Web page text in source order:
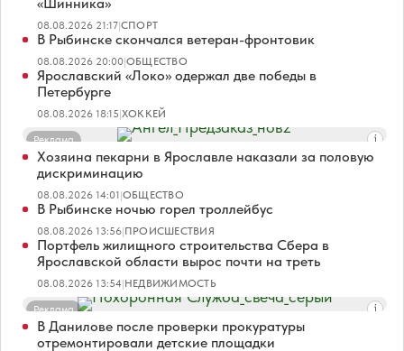
08.08.2026 21:17|СПОРТ
В Рыбинске скончался ветеран-фронтовик
08.08.2026 20:00|ОБЩЕСТВО
Ярославский «Локо» одержал две победы в
Петербурге
08.08.2026 18:15|ХОККЕЙ
Реклама
Хозяина пекарни в Ярославле наказали за половую
дискриминацию
08.08.2026 14:01|ОБЩЕСТВО
В Рыбинске ночью горел троллейбус
08.08.2026 13:56|ПРОИСШЕСТВИЯ
Портфель жилищного строительства Сбера в
Ярославской области вырос почти на треть
08.08.2026 13:54|НЕДВИЖИМОСТЬ
Реклама
В Данилове после проверки прокуратуры
отремонтировали детские площадки